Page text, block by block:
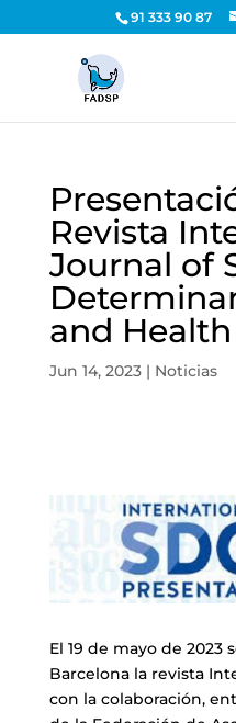
91 333 90 87
Revista
Journal of
and
Jun 14, 2023| Noticias
El 19 de mayo de 2023
Barcelona la revista
con la colaboración,